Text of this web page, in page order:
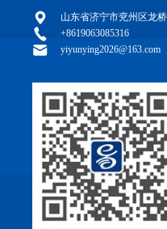
山东省济宁市兖州区龙
+8619063085316
yiyunying2026@163.com